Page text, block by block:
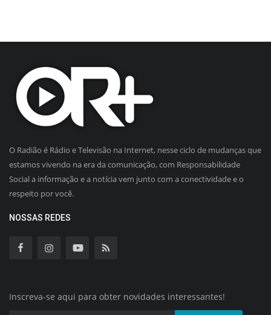
O Radião é Rádio e Televisão na Internet, nesse ciclo de mudanças que
estamos vivendo na era da comunicação, com Responsabilidade
Social a informação e a notícia vem junto com a conectividade e o
respeito por você.
NOSSAS REDES
Inscreva-se aqui para obter novidades interessantes!